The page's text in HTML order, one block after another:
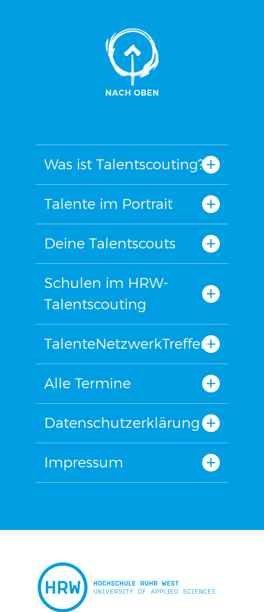
Was ist Talentscouting?
Talente im Portrait
Deine Talentscouts
Schulen im HRW-
Talentscouting
TalenteNetzwerkTreffen
Alle Termine
Datenschutzerklärung
Impressum